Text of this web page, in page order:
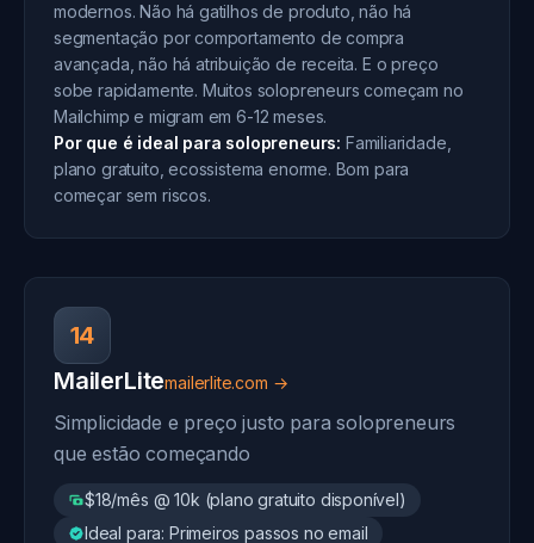
modernos. Não há gatilhos de produto, não há
segmentação por comportamento de compra
avançada, não há atribuição de receita. E o preço
sobe rapidamente. Muitos solopreneurs começam no
Mailchimp e migram em 6-12 meses.
Por que é ideal para solopreneurs: Familiaridade,
plano gratuito, ecossistema enorme. Bom para
começar sem riscos.
14
MailerLitemailerlite.com →
Simplicidade e preço justo para solopreneurs
que estão começando
$18/mês @ 10k (plano gratuito disponível)
Ideal para: Primeiros passos no email